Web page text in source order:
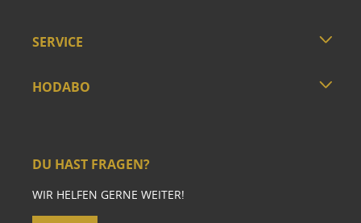
SERVICE
HODABO
DU HAST FRAGEN?
WIR HELFEN GERNE WEITER!